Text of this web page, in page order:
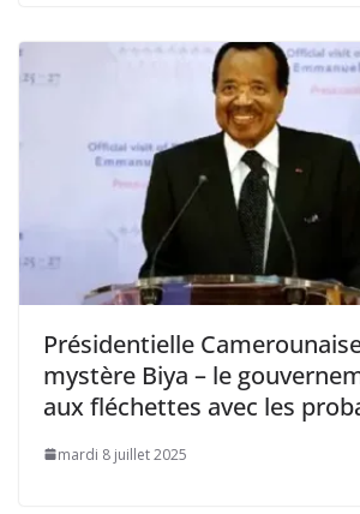
Présidentielle
mystère Biya – le
aux fléchettes avec les
mardi 8 juillet 2025